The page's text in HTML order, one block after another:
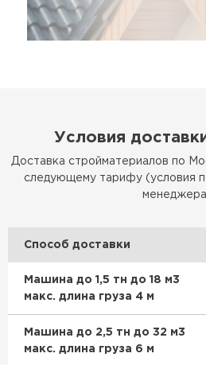
Условия
Доставка стройматериалов по
следующему тарифу (условия
Способ доставки
Машина до 1,5 тн до 18 м3
макс. длина груза 4 м
Машина до 2,5 тн до 32 м3
макс. длина груза 6 м